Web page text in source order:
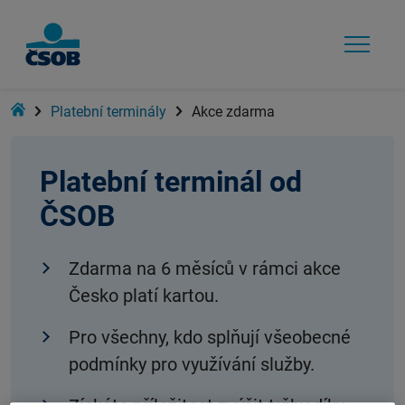
Home Platební terminály Akce zdarma
Platební terminál od
ČSOB
Zdarma na 6 měsíců v rámci akce
Česko platí kartou.
Pro všechny, kdo splňují všeobecné
podmínky pro využívání služby.